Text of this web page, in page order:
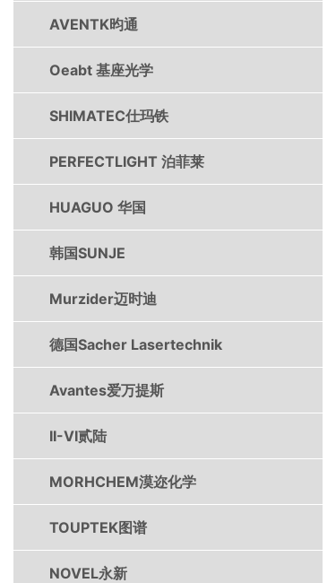
AVENTK昀通
Oeabt 基座光学
SHIMATEC仕玛铁
PERFECTLIGHT 泊菲莱
HUAGUO 华国
韩国SUNJE
Murzider迈时迪
德国Sacher Lasertechnik
Avantes爱万提斯
II-VI贰陆
MORHCHEM漠迩化学
TOUPTEK图谱
NOVEL永新